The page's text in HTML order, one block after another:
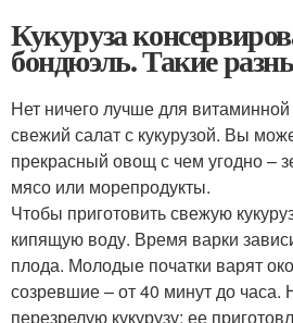
Кукуруза
бондюэль. Такие
Нет ничего лучше для
свежий салат с кукурузой. Вы
прекрасный овощ с чем угодно –
мясо или морепродукты.
Чтобы приготовить свежую
кипящую воду. Время варки
плода. Молодые початки варят
созревшие – от 40 минут до часа.
перезрелую кукурузу: ее